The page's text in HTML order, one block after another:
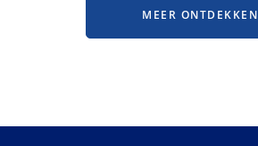
MEER ONTDEKKEN